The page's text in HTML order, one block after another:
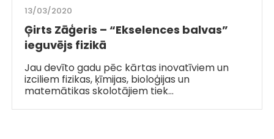
13/03/2020
Ģirts Zāģeris – “Ekselences balvas”
ieguvējs fizikā
Jau devīto gadu pēc kārtas inovatīviem un
izciliem fizikas, ķīmijas, bioloģijas un
matemātikas skolotājiem tiek…